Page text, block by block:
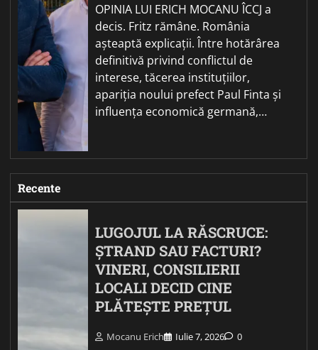
OPINIA LUI ERICH MOCANU ÎCCJ a
decis. Fritz rămâne. România
așteaptă explicații. Între hotărârea
definitivă privind conflictul de
interese, tăcerea instituțiilor,
apariția noului prefect Paul Finta și
influența economică germană,…
Recente
LUGOJUL LA RĂSCRUCE:
ȘTRAND SAU FACTURI?
VINERI, CONSILIERII
LOCALI DECID CINE
PLĂTEȘTE PREȚUL
Mocanu Erich Iulie 7, 2026 0